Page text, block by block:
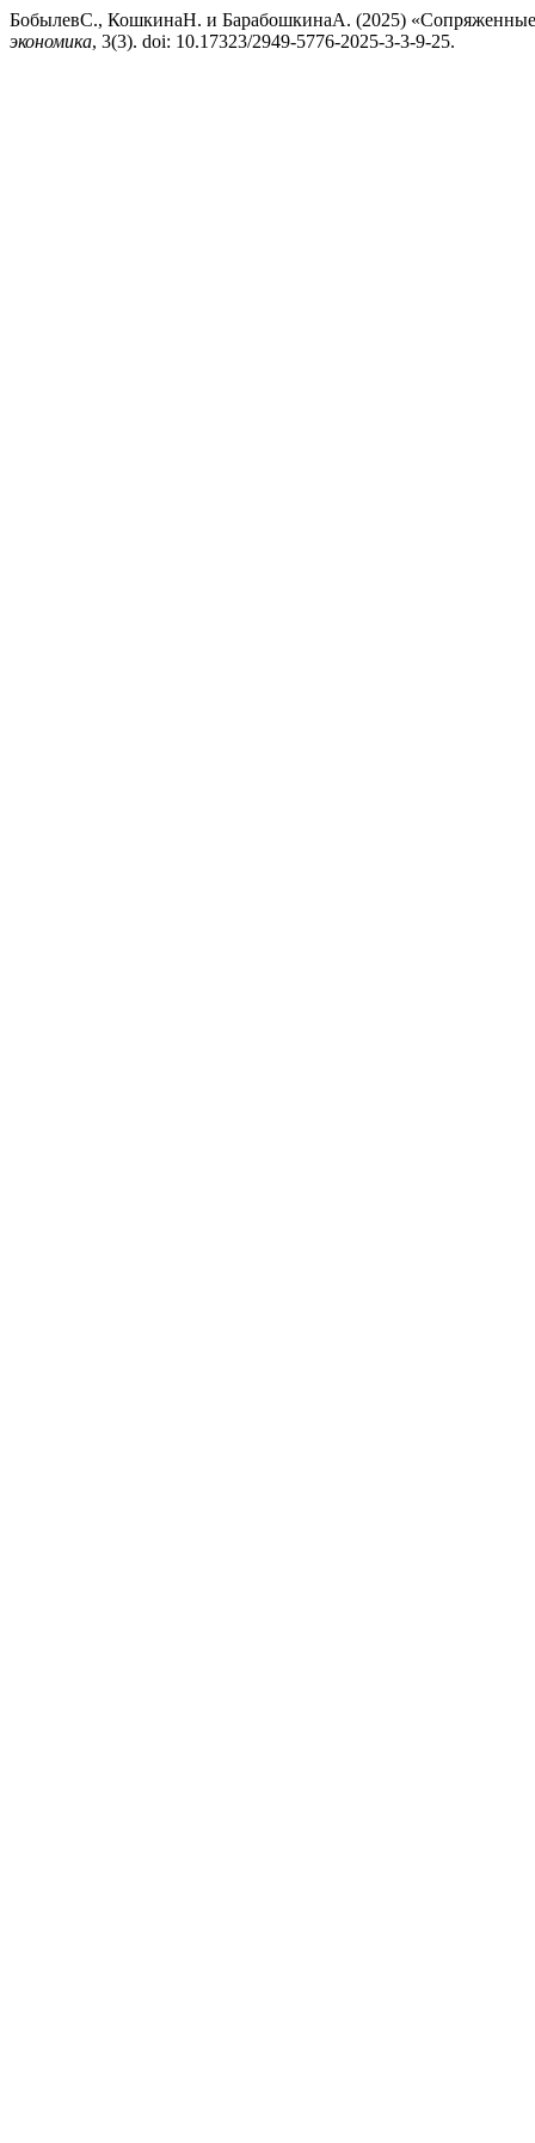
БобылевС., КошкинаН. и БарабошкинаА. (2025)
экономика, 3(3). doi: 10.17323/2949-5776-2025-3-3-9-25.